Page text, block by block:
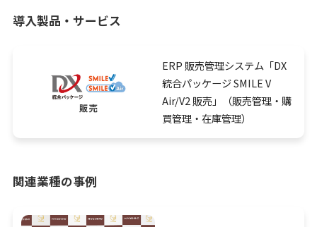
導入製品・サービス
ERP 販売管理システム「DX
統合パッケージ SMILE V
Air/V2 販売」（販売管理・購
買管理・在庫管理）
関連業種の事例